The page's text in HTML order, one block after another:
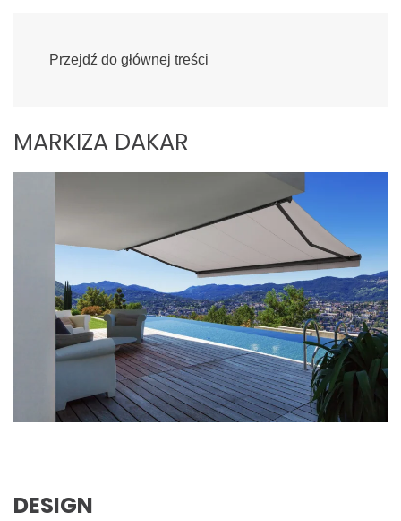
Przejdź do głównej treści
MARKIZA DAKAR
DESIGN